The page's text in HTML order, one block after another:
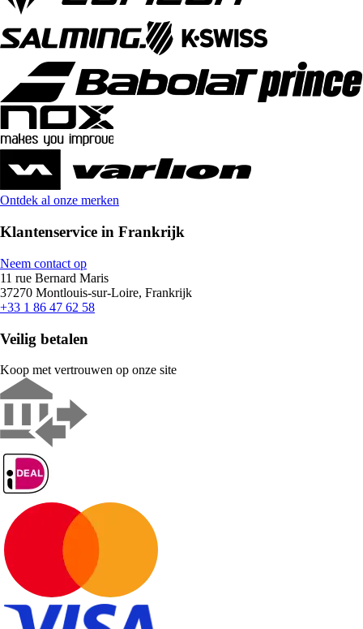
Ontdek al onze merken
Klantenservice in Frankrijk
Neem contact op
11 rue Bernard Maris
37270 Montlouis-sur-Loire, Frankrijk
+33 1 86 47 62 58
Veilig betalen
Koop met vertrouwen op onze site